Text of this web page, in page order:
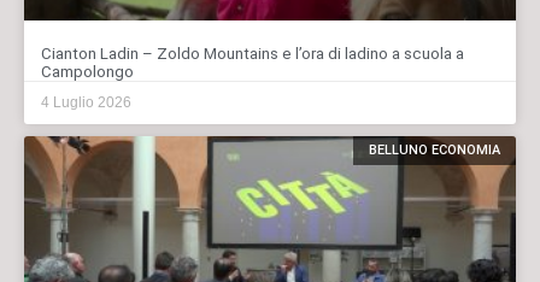
Cianton Ladin – Zoldo Mountains e l’ora di ladino a scuola a
Campolongo
4 Luglio 2026
BELLUNO ECONOMIA